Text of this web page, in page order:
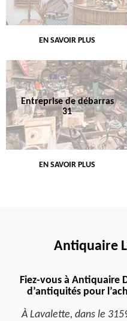
EN SAVOIR PLUS
Entreprise de débarras
31
EN SAVOIR PLUS
Antiquaire
Fiez-vous à Antiquaire
d’antiquités pour
À Lavalette, dans le